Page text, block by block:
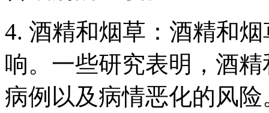
4. 酒精和烟草：酒精和
响。一些研究表明，酒
病例以及病情恶化的风险